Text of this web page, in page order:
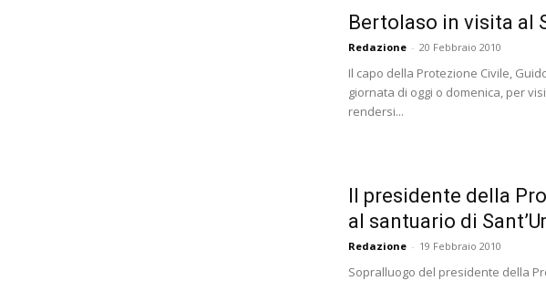
Bertolaso in visita al
Redazione - 20 Febbraio 2010
Il capo della Protezione Civile,
giornata di oggi o domenica, per
rendersi...
Il presidente della
al santuario di
Redazione - 19 Febbraio 2010
Sopralluogo del presidente della